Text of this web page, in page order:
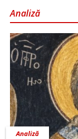
Analiză
Analiză